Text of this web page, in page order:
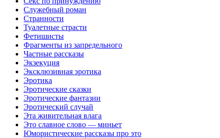
Служебный роман
Странности
Туалетные страсти
Фетишисты
Фрагменты из запредельного
Частные рассказы
Экзекуция
Эксклюзивная эротика
Эротика
Эротические сказки
Эротические фантазии
Эротический случай
Эта живительная влага
Это славное слово — миньет
Юмористические рассказы про это